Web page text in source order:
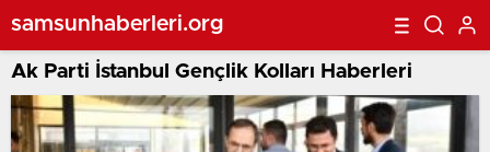
samsunhaberleri.org
Ak Parti İstanbul Gençlik Kolları Haberleri